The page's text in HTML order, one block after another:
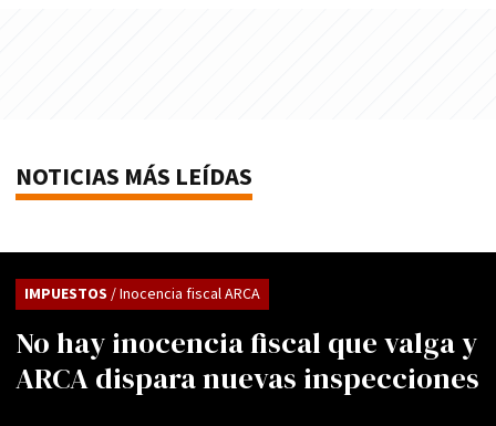
NOTICIAS MÁS LEÍDAS
No hay inocencia fiscal que valga y
ARCA dispara nuevas inspecciones
IMPUESTOS / Inocencia fiscal ARCA